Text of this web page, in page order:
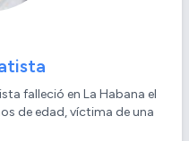
falleció en La Habana el
de edad, víctima de una